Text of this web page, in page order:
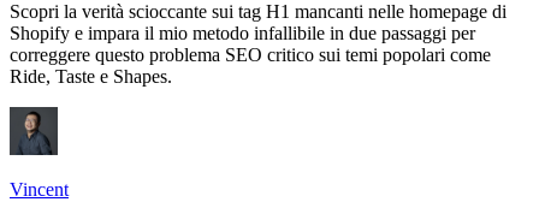
Scopri la verità scioccante sui tag H1 mancanti nelle homepage di
Shopify e impara il mio metodo infallibile in due passaggi per
correggere questo problema SEO critico sui temi popolari come
Ride, Taste e Shapes.
Vincent